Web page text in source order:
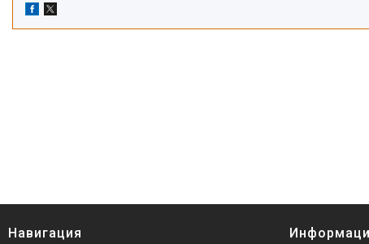
Навигация